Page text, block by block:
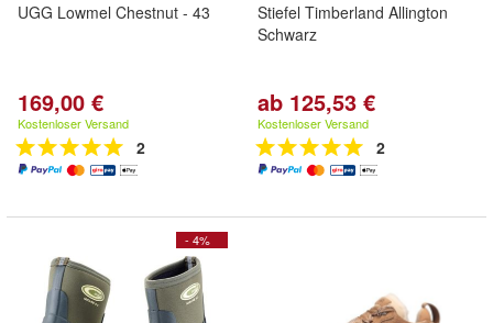
UGG Lowmel Chestnut - 43
169,00 €
Kostenloser Versand
2
Stiefel Timberland Allington
Schwarz
ab 125,53 €
Kostenloser Versand
2
- 4%